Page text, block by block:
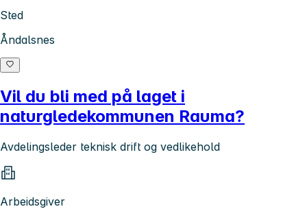
Sted
Åndalsnes
Vil du bli med på laget i
naturgledekommunen Rauma?
Avdelingsleder teknisk drift og vedlikehold
Arbeidsgiver